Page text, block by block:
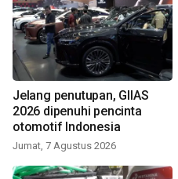
Jelang penutupan, GIIAS
2026 dipenuhi pencinta
otomotif Indonesia
Jumat, 7 Agustus 2026